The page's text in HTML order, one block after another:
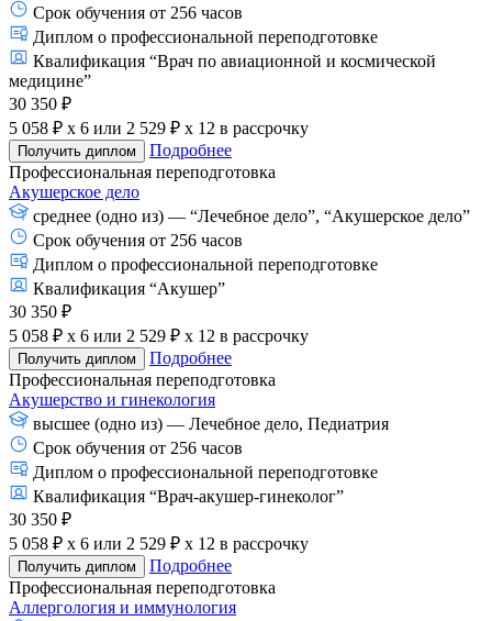
Срок обучения от 256 часов
Диплом о профессиональной переподготовке
Квалификация “Врач по авиационной и космической
медицине”
30 350 ₽
5 058 ₽ x 6 или 2 529 ₽ x 12 в рассрочку
Получить диплом
Подробнее
Профессиональная переподготовка
Акушерское дело
среднее (одно из) — “Лечебное дело”, “Акушерское дело”
Срок обучения от 256 часов
Диплом о профессиональной переподготовке
Квалификация “Акушер”
30 350 ₽
5 058 ₽ x 6 или 2 529 ₽ x 12 в рассрочку
Получить диплом
Подробнее
Профессиональная переподготовка
Акушерство и гинекология
высшее (одно из) — Лечебное дело, Педиатрия
Срок обучения от 256 часов
Диплом о профессиональной переподготовке
Квалификация “Врач-акушер-гинеколог”
30 350 ₽
5 058 ₽ x 6 или 2 529 ₽ x 12 в рассрочку
Получить диплом
Подробнее
Профессиональная переподготовка
Аллергология и иммунология